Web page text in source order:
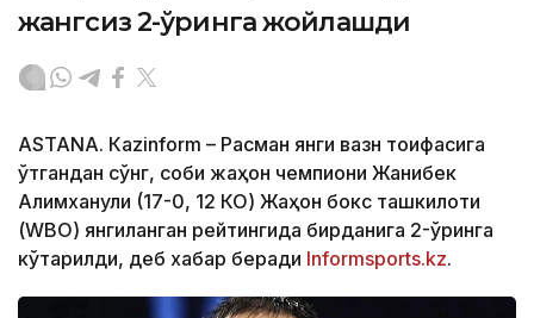
жангсиз 2-ўринга жойлашди
ASTANА. Кazinform – Расман янги вазн тоифасига
ўтгандан сўнг, собиқ жаҳон чемпиони Жанибек
Алимханули (17-0, 12 КО) Жаҳон бокс ташкилоти
(WBО) янгиланган рейтингида бирданига 2-ўринга
кўтарилди, деб хабар беради Informsports.kz.